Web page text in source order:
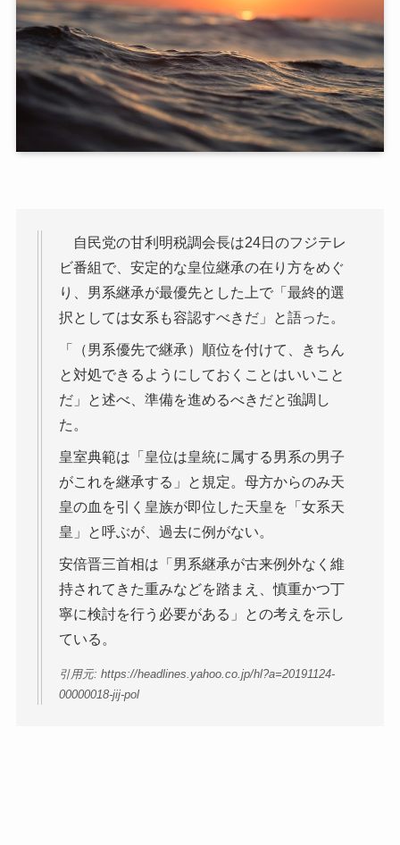
自民党の甘利明税調会長は24日のフジテレ
ビ番組で、安定的な皇位継承の在り方をめぐ
り、男系継承が最優先とした上で「最終的選
択としては女系も容認すべきだ」と語った。
「（男系優先で継承）順位を付けて、きちん
と対処できるようにしておくことはいいこと
だ」と述べ、準備を進めるべきだと強調し
た。
皇室典範は「皇位は皇統に属する男系の男子
がこれを継承する」と規定。母方からのみ天
皇の血を引く皇族が即位した天皇を「女系天
皇」と呼ぶが、過去に例がない。
安倍晋三首相は「男系継承が古来例外なく維
持されてきた重みなどを踏まえ、慎重かつ丁
寧に検討を行う必要がある」との考えを示し
ている。
引用元: https://headlines.yahoo.co.jp/hl?a=20191124-
00000018-jij-pol